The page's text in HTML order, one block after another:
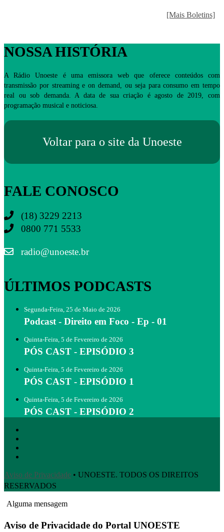
[Mais Boletins]
NOSSA HISTÓRIA
A Rádio Unoeste é uma emissora web que oferece conteúdos com
transmissão por streaming e on demand, ou seja para consumo em tempo
real ou sob demanda. A data de sua criação é agosto de 2019, com
programação musical e noticiosa.
Voltar para o site da Unoeste
FALE CONOSCO
(18) 3229 2213
0800 771 5533
radio@unoeste.br
ÚLTIMOS PODCASTS
Segunda-Feira, 25 de Maio de 2026
Podcast - Direito em Foco - Ep - 01
Quinta-Feira, 5 de Fevereiro de 2026
PÓS CAST - EPISÓDIO 3
Quinta-Feira, 5 de Fevereiro de 2026
PÓS CAST - EPISÓDIO 1
Quinta-Feira, 5 de Fevereiro de 2026
PÓS CAST - EPISÓDIO 2
Aviso de Privacidade • UNOESTE. TODOS OS DIREITOS
RESERVADOS
Alguma mensagem
Aviso de Privacidade do Portal UNOESTE